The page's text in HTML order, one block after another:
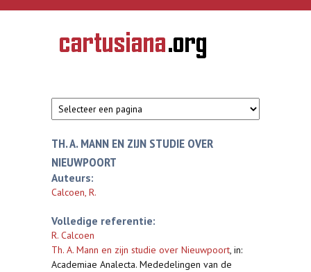
Overslaan en naar de inhoud gaan
CARTUSIANA
Geschiedenis
van de
TH. A. MANN EN ZIJN STUDIE OVER
NIEUWPOORT
Auteurs:
Calcoen, R.
Volledige referentie:
R. Calcoen
Th. A. Mann en zijn studie over Nieuwpoort, in:
Academiae Analecta. Mededelingen van de